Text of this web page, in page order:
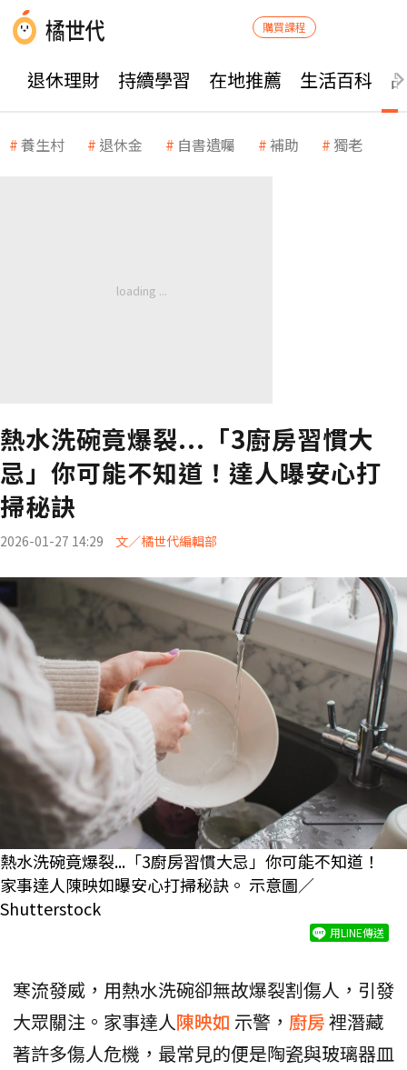
購買課程
退休理財 持續學習 在地推薦 生活百科
養生村 退休金 自書遺囑 補助 獨老
熱水洗碗竟爆裂...「3廚房習慣大
忌」你可能不知道！達人曝安心打
掃秘訣
2026-01-27 14:29 文／橘世代編輯部
熱水洗碗竟爆裂...「3廚房習慣大忌」你可能不知道！
家事達人陳映如曝安心打掃秘訣。 示意圖／
Shutterstock
用LINE傳送
寒流發威，用熱水洗碗卻無故爆裂割傷人，引發
大眾關注。家事達人陳映如 示警， 廚房裡潛藏
著許多傷人危機，最常見的便是陶瓷與玻璃器皿